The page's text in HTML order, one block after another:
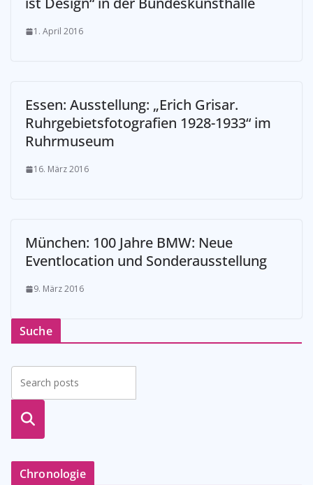
1. April 2016
Essen: Ausstellung: „Erich Grisar.
Ruhrgebietsfotografien 1928-1933“ im
Ruhrmuseum
16. März 2016
München: 100 Jahre BMW: Neue
Eventlocation und Sonderausstellung
9. März 2016
Suche
suche
Chronologie